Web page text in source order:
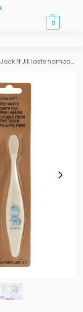
0
Jack N’Jill laste hambahari Unicorn